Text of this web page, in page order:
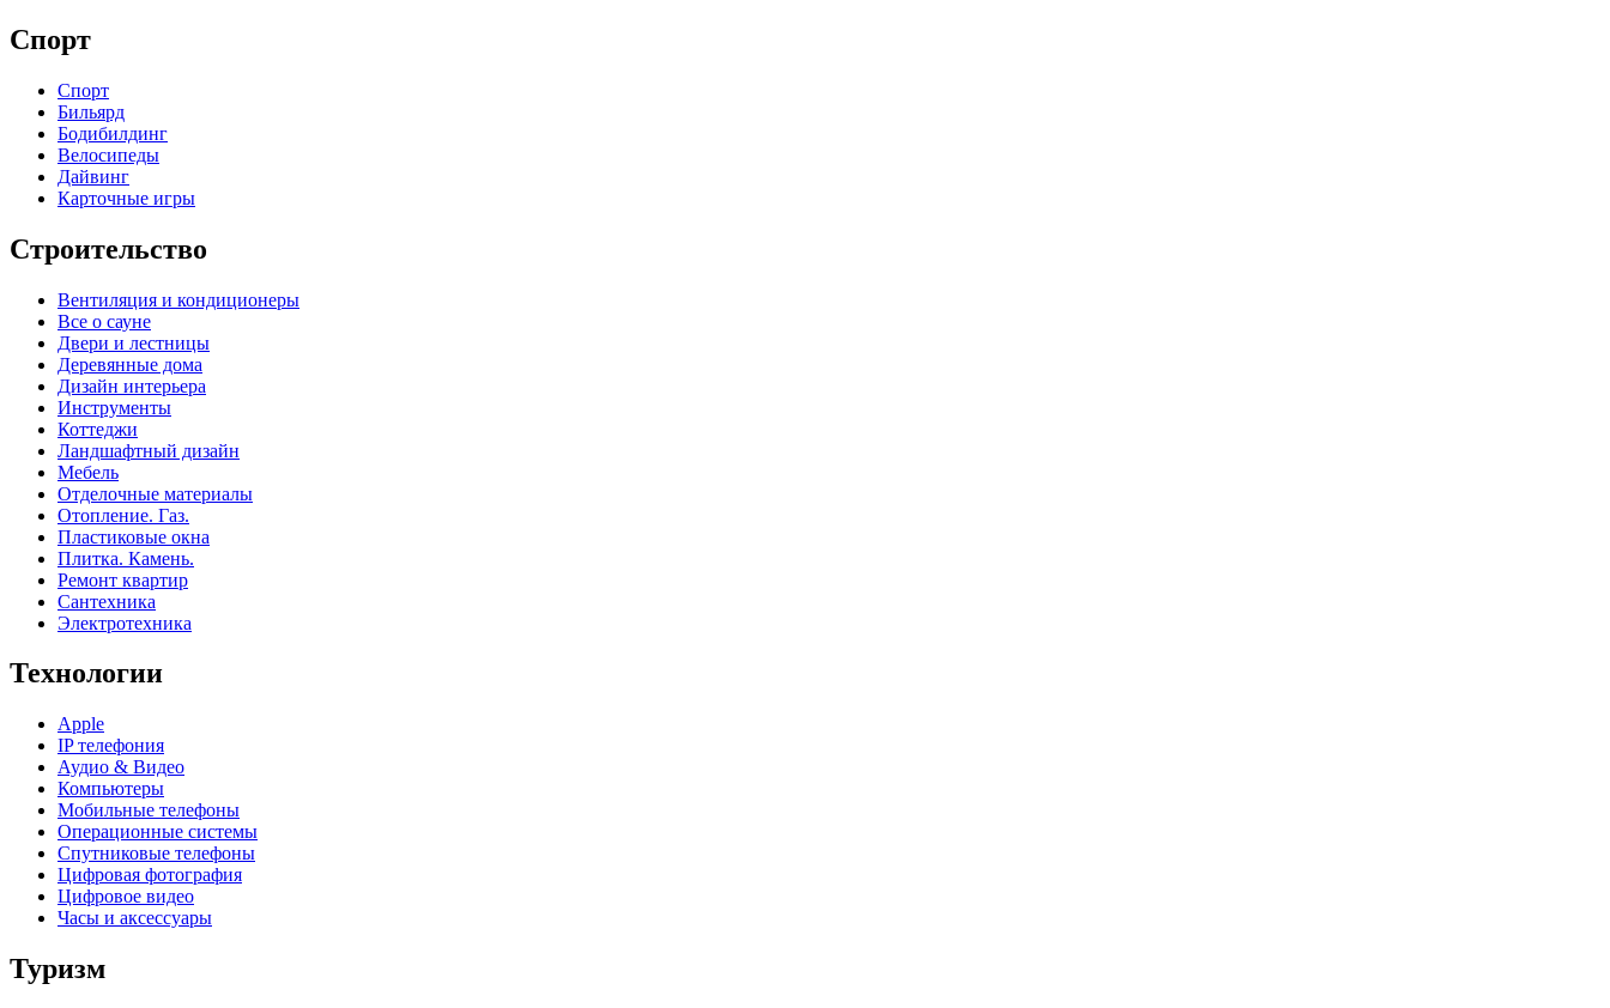
Спорт
Спорт
Бильярд
Бодибилдинг
Велосипеды
Дайвинг
Карточные игры
Строительство
Вентиляция и кондиционеры
Все о сауне
Двери и лестницы
Деревянные дома
Дизайн интерьера
Инструменты
Коттеджи
Ландшафтный дизайн
Мебель
Отделочные материалы
Отопление. Газ.
Пластиковые окна
Плитка. Камень.
Ремонт квартир
Сантехника
Электротехника
Технологии
Apple
IP телефония
Аудио & Видео
Компьютеры
Мобильные телефоны
Операционные системы
Спутниковые телефоны
Цифровая фотография
Цифровое видео
Часы и аксессуары
Туризм